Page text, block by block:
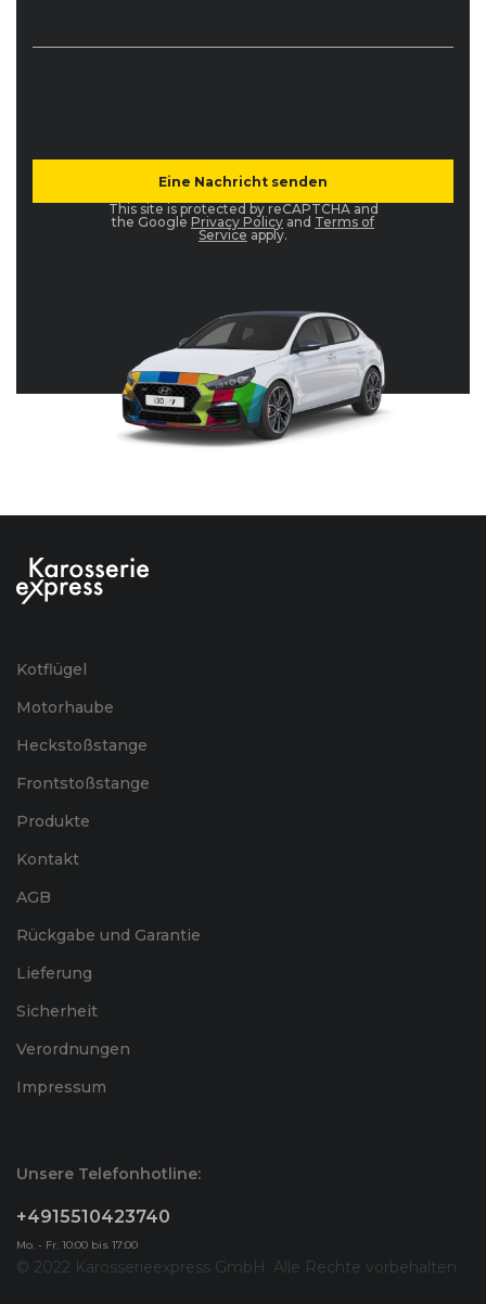
This site is protected by reCAPTCHA and
the Google Privacy Policy and Terms of
Service apply.
Kotflügel
Motorhaube
Heckstoßstange
Frontstoßstange
Produkte
Kontakt
AGB
Rückgabe und Garantie
Lieferung
Sicherheit
Verordnungen
Impressum
Unsere Telefonhotline:
+4915510423740
Mo. - Fr. 10:00 bis 17:00
© 2022 Karosserieexpress GmbH. Alle Rechte vorbehalten.